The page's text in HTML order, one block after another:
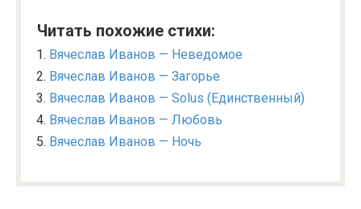
Читать похожие стихи:
Вячеслав Иванов — Неведомое
Вячеслав Иванов — Загорье
Вячеслав Иванов — Solus (Единственный)
Вячеслав Иванов — Любовь
Вячеслав Иванов — Ночь